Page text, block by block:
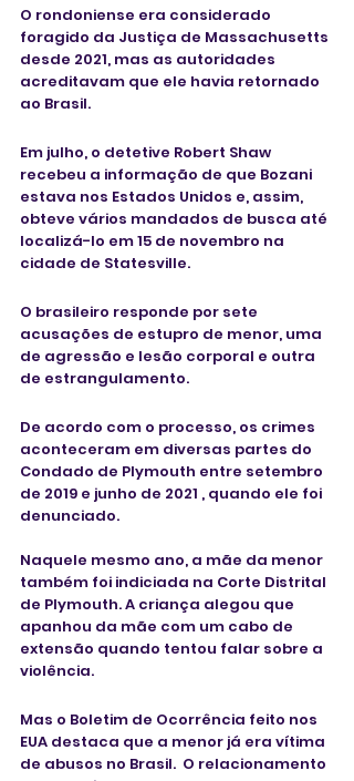
O rondoniense era considerado
foragido da Justiça de Massachusetts
desde 2021, mas as autoridades
acreditavam que ele havia retornado
ao Brasil.
Em julho, o detetive Robert Shaw
recebeu a informação de que Bozani
estava nos Estados Unidos e, assim,
obteve vários mandados de busca até
localizá-lo em 15 de novembro na
cidade de Statesville.
O brasileiro responde por sete
acusações de estupro de menor, uma
de agressão e lesão corporal e outra
de estrangulamento.
De acordo com o processo, os crimes
aconteceram em diversas partes do
Condado de Plymouth entre setembro
de 2019 e junho de 2021 , quando ele foi
denunciado.
Naquele mesmo ano, a mãe da menor
também foi indiciada na Corte Distrital
de Plymouth. A criança alegou que
apanhou da mãe com um cabo de
extensão quando tentou falar sobre a
violência.
Mas o Boletim de Ocorrência feito nos
EUA destaca que a menor já era vítima
de abusos no Brasil.  O relacionamento